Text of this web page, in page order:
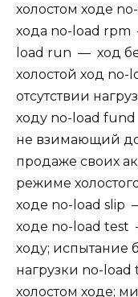
холостом ходе
хода no-load rpm
load run — ход
холостой ход
отсутствии
ходу no-load
не взимающий
продаже своих
режиме
ходе no-load slip
ходе no-load test
ходу; испытание
нагрузки no-
холостом ходе;